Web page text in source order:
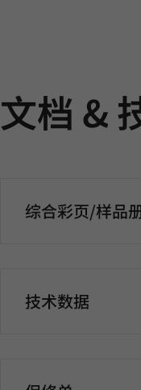
文档 &
综合彩页/样品
技术数据